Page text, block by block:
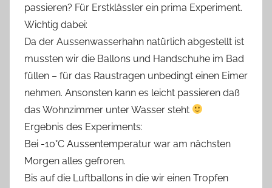
passieren? Für Erstklässler ein prima Experiment.
Wichtig dabei:
Da der Aussenwasserhahn natürlich abgestellt ist
mussten wir die Ballons und Handschuhe im Bad
füllen – für das Raustragen unbedingt einen Eimer
nehmen. Ansonsten kann es leicht passieren daß
das Wohnzimmer unter Wasser steht
Ergebnis des Experiments:
Bei -10°C Aussentemperatur war am nächsten
Morgen alles gefroren.
Bis auf die Luftballons in die wir einen Tropfen